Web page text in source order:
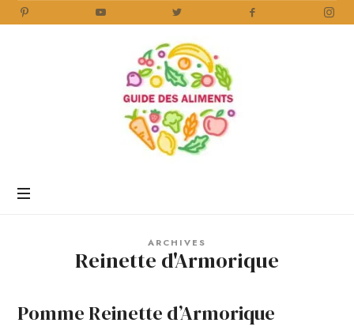
Aliments
ARCHIVES
Reinette d'Armorique
Pomme Reinette d’Armorique